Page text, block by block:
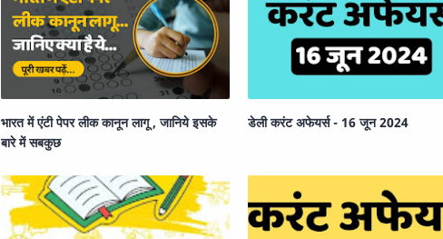
भारत में एंटी पेपर लीक कानून लागू , जानिये इसके
बारे में सबकुछ
डेली करंट अफेयर्स - 16 जून 2024